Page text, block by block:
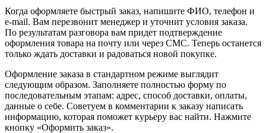
Когда оформляете быстрый заказ, напишите ФИО, телефон и
e-mail. Вам перезвонит менеджер и уточнит условия заказа.
По результатам разговора вам придет подтверждение
оформления товара на почту или через СМС. Теперь останется
только ждать доставки и радоваться новой покупке.
Оформление заказа в стандартном режиме выглядит
следующим образом. Заполняете полностью форму по
последовательным этапам: адрес, способ доставки, оплаты,
данные о себе. Советуем в комментарии к заказу написать
информацию, которая поможет курьеру вас найти. Нажмите
кнопку «Оформить заказ».